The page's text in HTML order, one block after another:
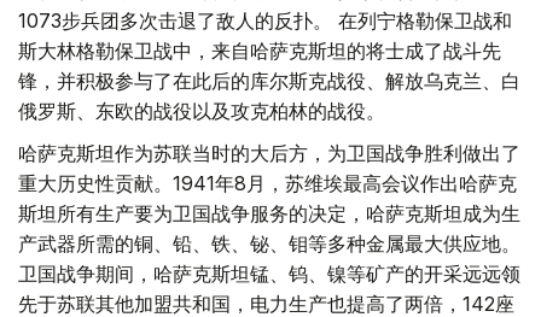
1073步兵团多次击退了敌人的反扑。 在列宁格勒保卫战和
斯大林格勒保卫战中，来自哈萨克斯坦的将士成了战斗先
锋，并积极参与了在此后的库尔斯克战役、解放乌克兰、白
俄罗斯、东欧的战役以及攻克柏林的战役。
哈萨克斯坦作为苏联当时的大后方，为卫国战争胜利做出了
重大历史性贡献。1941年8月，苏维埃最高会议作出哈萨克
斯坦所有生产要为卫国战争服务的决定，哈萨克斯坦成为生
产武器所需的铜、铅、铁、铋、钼等多种金属最大供应地。
卫国战争期间，哈萨克斯坦锰、钨、镍等矿产的开采远远领
先于苏联其他加盟共和国，电力生产也提高了两倍，142座